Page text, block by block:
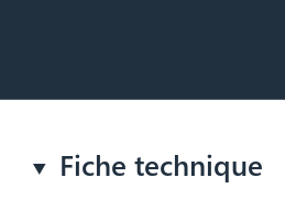
Fiche technique